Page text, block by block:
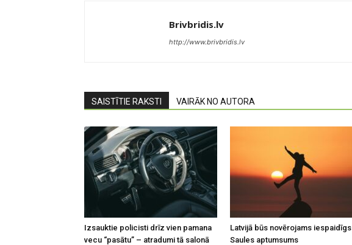
Brivbridis.lv
http://www.brivbridis.lv
SAISTĪTIE RAKSTI VAIRĀK NO AUTORA
Izsauktie policisti drīz vien pamana
vecu “pasātu” – atradumi tā salonā
Latvijā būs novērojams iespaidīgs
Saules aptumsums